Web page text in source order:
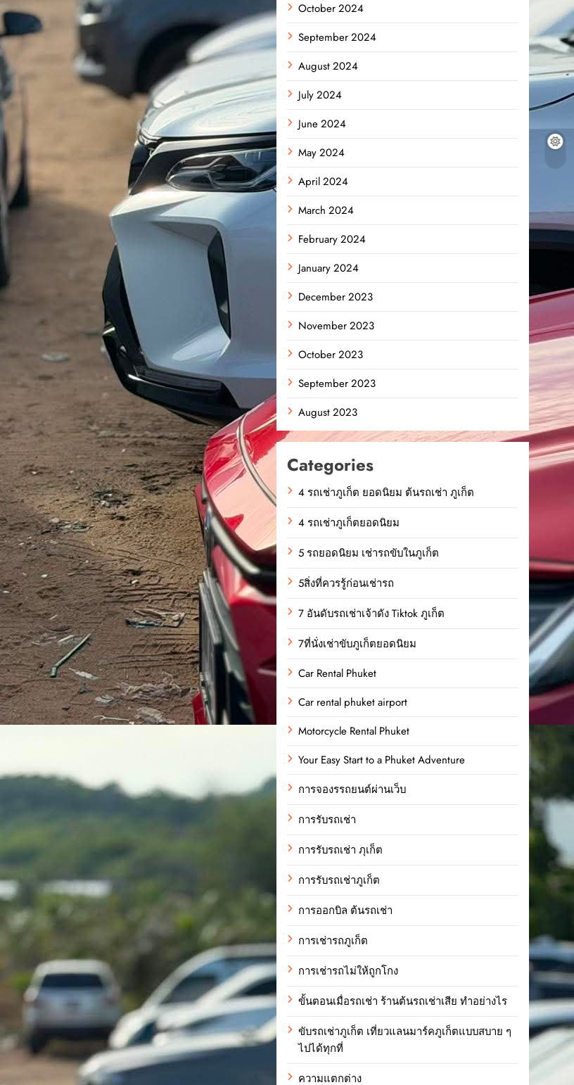
October 2024
September 2024
August 2024
July 2024
June 2024
May 2024
April 2024
March 2024
February 2024
January 2024
December 2023
November 2023
October 2023
September 2023
August 2023
Categories
4 รถเช่าภูเก็ต ยอดนิยม ต้นรถเช่า ภูเก็ต
4 รถเช่าภูเก็ตยอดนิยม
5 รถยอดนิยม เช่ารถขับในภูเก็ต
5สิ่งที่ควรรู้ก่อนเช่ารถ
7 อันดับรถเช่าเจ้าดัง Tiktok ภูเก็ต
7ที่นั่งเช่าขับภูเก็ตยอดนิยม
Car Rental Phuket
Car rental phuket airport
Motorcycle Rental Phuket
Your Easy Start to a Phuket Adventure
การจองรรถยนต์ผ่านเว็บ
การรับรถเช่า
การรับรถเช่า ภุเก็ต
การรับรถเช่าภูเก็ต
การออกบิล ต้นรถเช่า
การเช่ารถภูเก็ต
การเช่ารถไม่ให้ถูกโกง
ขั้นตอนเมื่อรถเช่า ร้านต้นรถเช่าเสีย ทำอย่างไร
ขับรถเช่าภูเก็ต เที่ยวแลนมาร์คภูเก็ตแบบสบาย ๆ
ไปได้ทุกที่
ความแตกต่าง